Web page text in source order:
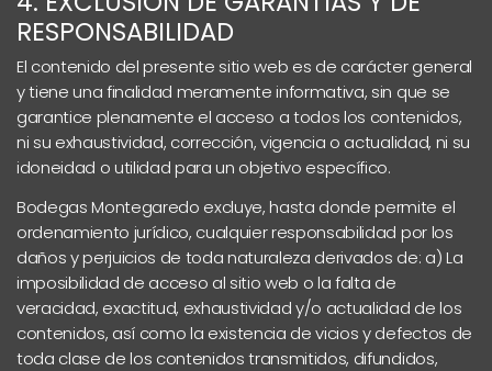
RESPONSABILIDAD
El contenido del presente sitio web es de carácter general
y tiene una finalidad meramente informativa, sin que se
garantice plenamente el acceso a todos los contenidos,
ni su exhaustividad, corrección, vigencia o actualidad, ni su
idoneidad o utilidad para un objetivo específico.
Bodegas Montegaredo excluye, hasta donde permite el
ordenamiento jurídico, cualquier responsabilidad por los
daños y perjuicios de toda naturaleza derivados de: a) La
imposibilidad de acceso al sitio web o la falta de
veracidad, exactitud, exhaustividad y/o actualidad de los
contenidos, así como la existencia de vicios y defectos de
toda clase de los contenidos transmitidos, difundidos,